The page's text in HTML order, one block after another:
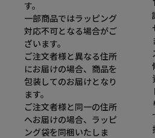
す。
一部商品ではラッピング
対応不可となる場合がご
ざいます。
ご注文者様と異なる住所
にお届けの場合、商品を
包装してのお届けとなり
ます。
ご注文者様と同一の住所
へお届けの場合、ラッピ
ング袋を同梱いたしま